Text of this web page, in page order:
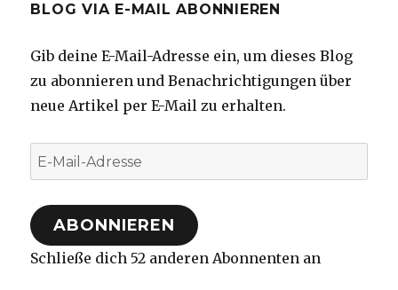
BLOG VIA E-MAIL ABONNIEREN
Gib deine E-Mail-Adresse ein, um dieses Blog
zu abonnieren und Benachrichtigungen über
neue Artikel per E-Mail zu erhalten.
E-
Mail-
Adresse
ABONNIEREN
Schließe dich 52 anderen Abonnenten an